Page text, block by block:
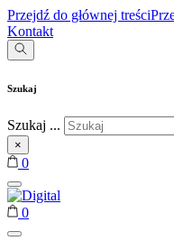
Przejdź do głównej treści
Kontakt
Szukaj
Szukaj ...
×
0
0